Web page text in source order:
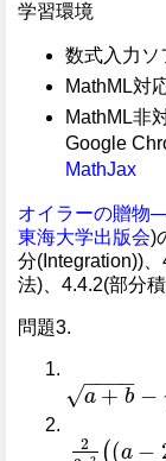
学習環境
数式入力ソ
MathML対
MathML非
Google
MathJax
オイラーの贈物
東海大学出版会)
分(Integration))
法)、4.4.2(部分
問題3.
a + b
− −
−−
√ −
a+b −b
2
((a −